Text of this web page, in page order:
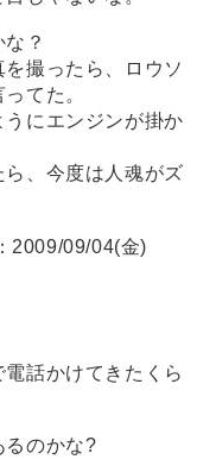
？
撮ったら、ロウソ
てた。
にエンジンが掛か
、今度は人魂がズ
：2009/09/04(金)
話かけてきたくら
るのかな?